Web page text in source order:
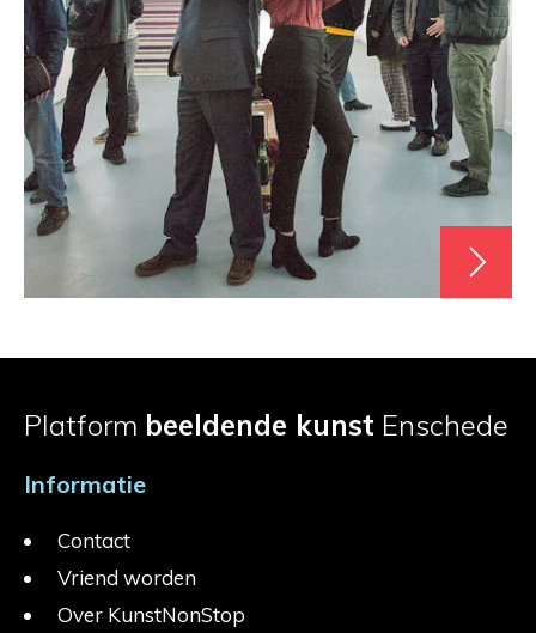
Platform beeldende kunst Enschede
Informatie
Contact
Vriend worden
Over KunstNonStop